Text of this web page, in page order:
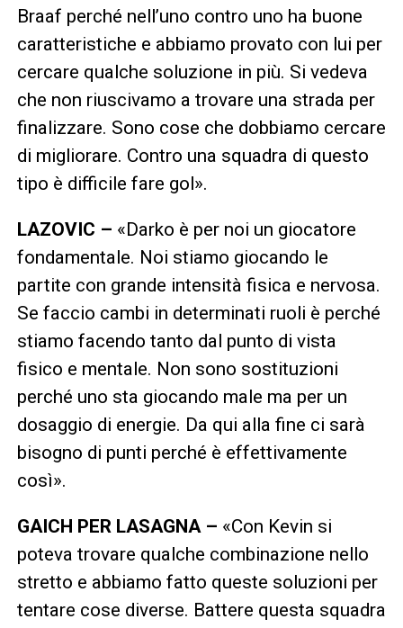
Braaf perché nell’uno contro uno ha buone
caratteristiche e abbiamo provato con lui per
cercare qualche soluzione in più. Si vedeva
che non riuscivamo a trovare una strada per
finalizzare. Sono cose che dobbiamo cercare
di migliorare. Contro una squadra di questo
tipo è difficile fare gol».
LAZOVIC – «Darko è per noi un giocatore
fondamentale. Noi stiamo giocando le
partite con grande intensità fisica e nervosa.
Se faccio cambi in determinati ruoli è perché
stiamo facendo tanto dal punto di vista
fisico e mentale. Non sono sostituzioni
perché uno sta giocando male ma per un
dosaggio di energie. Da qui alla fine ci sarà
bisogno di punti perché è effettivamente
così».
GAICH PER LASAGNA – «Con Kevin si
poteva trovare qualche combinazione nello
stretto e abbiamo fatto queste soluzioni per
tentare cose diverse. Battere questa squadra